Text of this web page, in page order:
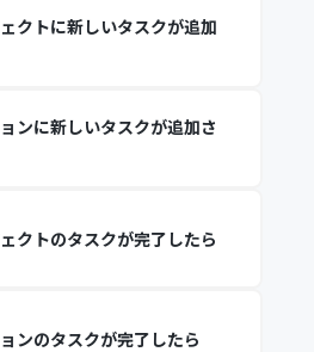
クトに新しいタスクが追加
ンに新しいタスクが追加さ
クトのタスクが完了したら
ンのタスクが完了したら